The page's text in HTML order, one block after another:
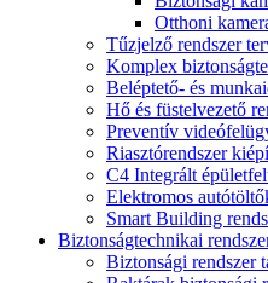
Otthoni
Tűzjelző rendszer
Komplex
Beléptető- és
Hő és füstelvezető
Preventív
Riasztórendszer
C4 Integrált
Elektromos
Smart Building
Biztonságtechnikai
Biztonsági rendszer